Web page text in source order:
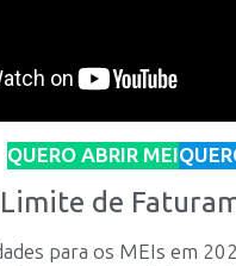
QUERO ABRIR MEI
de
para os MEIs em